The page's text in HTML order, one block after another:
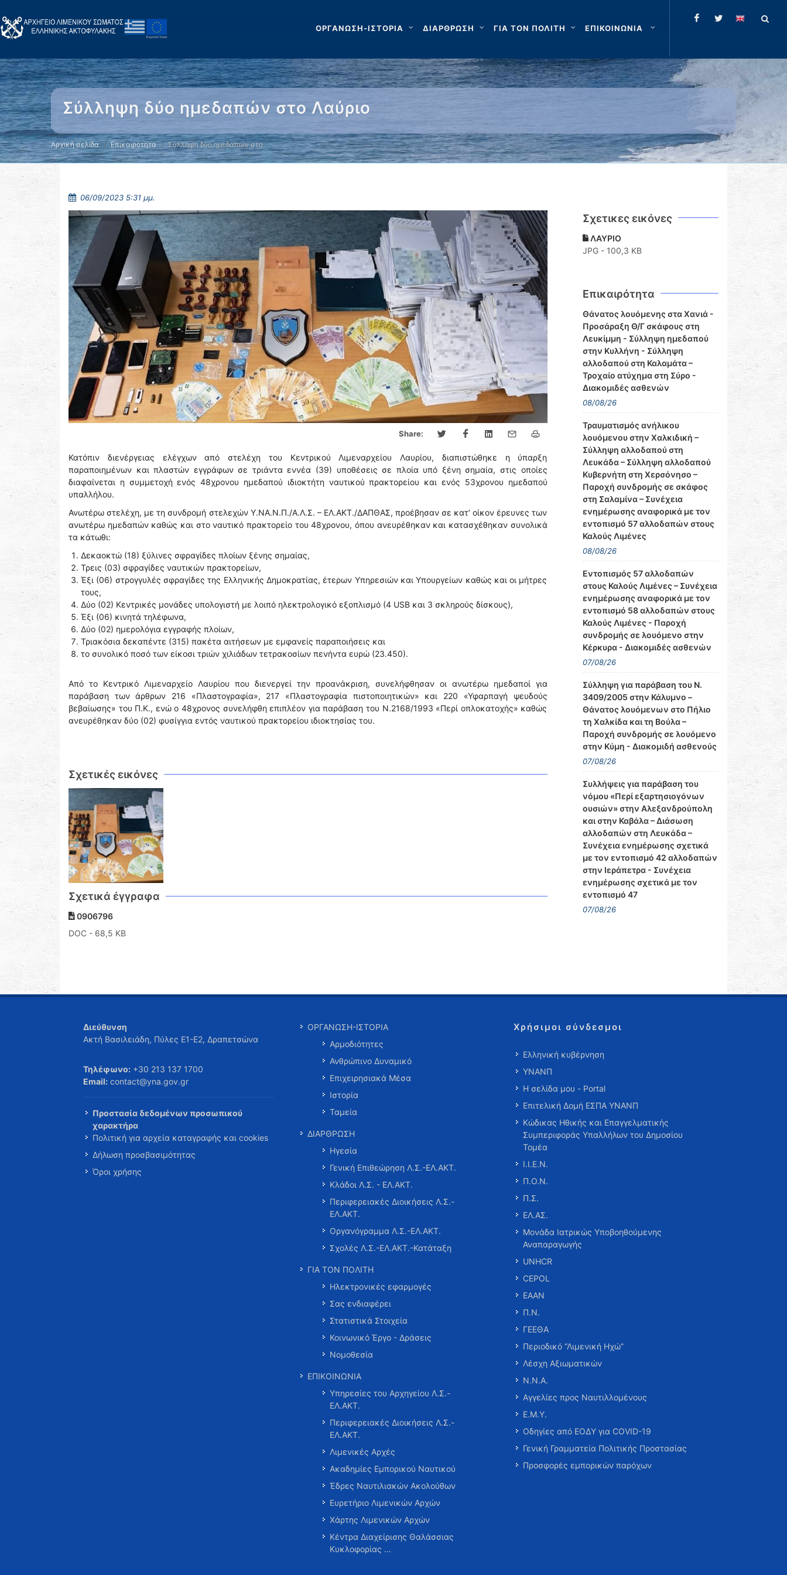
ΟΡΓΑΝΩΣΗ-ΙΣΤΟΡΙΑ ΔΙΑΡΘΡΩΣΗ ΓΙΑ ΤΟΝ ΠΟΛΙΤΗ ΕΠΙΚΟΙΝΩΝΙΑ
Σύλληψη δύο ημεδαπών στο Λαύριο
Αρχική σελίδα Επικαιρότητα Σύλληψη δύο ημεδαπών στο …
06/09/2023 5:31 μμ.
Share:
Κατόπιν διενέργειας ελέγχων από στελέχη του Κεντρικού Λιμεναρχείου Λαυρίου, διαπιστώθηκε η ύπαρξη
παραποιημένων και πλαστών εγγράφων σε τριάντα εννέα (39) υποθέσεις σε πλοία υπό ξένη σημαία, στις οποίες
διαφαίνεται η συμμετοχή ενός 48χρονου ημεδαπού ιδιοκτήτη ναυτικού πρακτορείου και ενός 53χρονου ημεδαπού
υπαλλήλου.
Ανωτέρω στελέχη, με τη συνδρομή στελεχών Υ.ΝΑ.Ν.Π./Α.Λ.Σ. – ΕΛ.ΑΚΤ./ΔΑΠΘΑΣ, προέβησαν σε κατ’ οίκον έρευνες των
ανωτέρω ημεδαπών καθώς και στο ναυτικό πρακτορείο του 48χρονου, όπου ανευρέθηκαν και κατασχέθηκαν συνολικά
τα κάτωθι:
Δεκαοκτώ (18) ξύλινες σφραγίδες πλοίων ξένης σημαίας,
Τρεις (03) σφραγίδες ναυτικών πρακτορείων,
Έξι (06) στρογγυλές σφραγίδες της Ελληνικής Δημοκρατίας, έτερων Υπηρεσιών και Υπουργείων καθώς και οι μήτρες
τους,
Δύο (02) Κεντρικές μονάδες υπολογιστή με λοιπό ηλεκτρολογικό εξοπλισμό (4 USB και 3 σκληρούς δίσκους),
Έξι (06) κινητά τηλέφωνα,
Δύο (02) ημερολόγια εγγραφής πλοίων,
Τριακόσια δεκαπέντε (315) πακέτα αιτήσεων με εμφανείς παραποιήσεις και
το συνολικό ποσό των είκοσι τριών χιλιάδων τετρακοσίων πενήντα ευρώ (23.450).
Από το Κεντρικό Λιμεναρχείο Λαυρίου που διενεργεί την προανάκριση, συνελήφθησαν οι ανωτέρω ημεδαποί για
παράβαση των άρθρων 216 «Πλαστογραφία», 217 «Πλαστογραφία πιστοποιητικών» και 220 «Υφαρπαγή ψευδούς
βεβαίωσης» του Π.Κ., ενώ ο 48χρονος συνελήφθη επιπλέον για παράβαση του Ν.2168/1993 «Περί οπλοκατοχής» καθώς
ανευρέθηκαν δύο (02) φυσίγγια εντός ναυτικού πρακτορείου ιδιοκτησίας του.
Σχετικές εικόνες
Σχετικά έγγραφα
0906796
DOC - 68,5 KB
Σχετικες εικόνες
ΛΑΥΡΙΟ
JPG - 100,3 KB
Επικαιρότητα
Θάνατος λουόμενης στα Χανιά -
Προσάραξη Θ/Γ σκάφους στη
Λευκίμμη - Σύλληψη ημεδαπού
στην Κυλλήνη - Σύλληψη
αλλοδαπού στη Καλαμάτα –
Τροχαίο ατύχημα στη Σύρο -
Διακομιδές ασθενών
08/08/26
Τραυματισμός ανήλικου
λουόμενου στην Χαλκιδική –
Σύλληψη αλλοδαπού στη
Λευκάδα – Σύλληψη αλλοδαπού
Κυβερνήτη στη Χερσόνησο –
Παροχή συνδρομής σε σκάφος
στη Σαλαμίνα – Συνέχεια
ενημέρωσης αναφορικά με τον
εντοπισμό 57 αλλοδαπών στους
Καλούς Λιμένες
08/08/26
Εντοπισμός 57 αλλοδαπών
στους Καλούς Λιμένες – Συνέχεια
ενημέρωσης αναφορικά με τον
εντοπισμό 58 αλλοδαπών στους
Καλούς Λιμένες - Παροχή
συνδρομής σε λουόμενο στην
Κέρκυρα - Διακομιδές ασθενών
07/08/26
Σύλληψη για παράβαση του Ν.
3409/2005 στην Κάλυμνο –
Θάνατος λουόμενων στο Πήλιο
τη Χαλκίδα και τη Βούλα –
Παροχή συνδρομής σε λουόμενο
στην Κύμη - Διακομιδή ασθενούς
07/08/26
Συλλήψεις για παράβαση του
νόμου «Περί εξαρτησιογόνων
ουσιών» στην Αλεξανδρούπολη
και στην Καβάλα – Διάσωση
αλλοδαπών στη Λευκάδα –
Συνέχεια ενημέρωσης σχετικά
με τον εντοπισμό 42 αλλοδαπών
στην Ιεράπετρα - Συνέχεια
ενημέρωσης σχετικά με τον
εντοπισμό 47
07/08/26
Διεύθυνση
Ακτή Βασιλειάδη, Πύλες Ε1-Ε2, Δραπετσώνα
Τηλέφωνο: +30 213 137 1700
Email: contact@yna.gov.gr
Προστασία δεδομένων προσωπικού
χαρακτήρα
Πολιτική για αρχεία καταγραφής και cookies
Δήλωση προσβασιμότητας
Όροι χρήσης
ΟΡΓΑΝΩΣΗ-ΙΣΤΟΡΙΑ
Αρμοδιότητες
Ανθρώπινο Δυναμικό
Επιχειρησιακά Μέσα
Ιστορία
Ταμεία
ΔΙΑΡΘΡΩΣΗ
Ηγεσία
Γενική Επιθεώρηση Λ.Σ.-ΕΛ.ΑΚΤ.
Κλάδοι Λ.Σ. - ΕΛ.ΑΚΤ.
Περιφερειακές Διοικήσεις Λ.Σ.-
ΕΛ.ΑΚΤ.
Οργανόγραμμα Λ.Σ.-ΕΛ.ΑΚΤ.
Σχολές Λ.Σ.-ΕΛ.ΑΚΤ.-Κατάταξη
ΓΙΑ ΤΟΝ ΠΟΛΙΤΗ
Ηλεκτρονικές εφαρμογές
Σας ενδιαφέρει
Στατιστικά Στοιχεία
Κοινωνικό Έργο - Δράσεις
Νομοθεσία
ΕΠΙΚΟΙΝΩΝΙΑ
Υπηρεσίες του Αρχηγείου Λ.Σ.-
ΕΛ.ΑΚΤ.
Περιφερειακές Διοικήσεις Λ.Σ.-
ΕΛ.ΑΚΤ.
Λιμενικές Αρχές
Ακαδημίες Εμπορικού Ναυτικού
Έδρες Ναυτιλιακών Ακολούθων
Ευρετήριο Λιμενικών Αρχών
Χάρτης Λιμενικών Αρχών
Κέντρα Διαχείρισης Θαλάσσιας
Κυκλοφορίας …
Χρήσιμοι σύνδεσμοι
Ελληνική κυβέρνηση
ΥΝΑΝΠ
Η σελίδα μου - Portal
Επιτελική Δομή ΕΣΠΑ ΥΝΑΝΠ
Κώδικας Ηθικής και Επαγγελματικής
Συμπεριφοράς Υπαλλήλων του Δημοσίου
Τομέα
Ι.Ι.Ε.Ν.
Π.Ο.Ν.
Π.Σ.
ΕΛ.ΑΣ.
Μονάδα Ιατρικώς Υποβοηθούμενης
Αναπαραγωγής
UNHCR
CEPOL
ΕΑΑΝ
Π.Ν.
ΓΕΕΘΑ
Περιοδικό “Λιμενική Ηχώ”
Λέσχη Αξιωματικών
Ν.Ν.Α.
Αγγελίες προς Ναυτιλλομένους
Ε.Μ.Υ.
Οδηγίες από ΕΟΔΥ για COVID-19
Γενική Γραμματεία Πολιτικής Προστασίας
Προσφορές εμπορικών παρόχων